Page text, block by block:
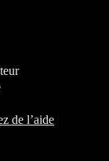
de l’aide